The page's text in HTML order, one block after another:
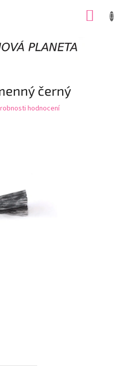
černý
hodnocení